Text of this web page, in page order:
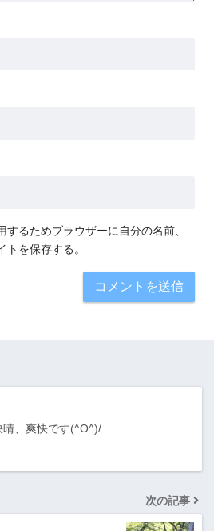
するためブラウザーに自分の名前、
トを保存する。
、爽快です(^O^)/
次の記事